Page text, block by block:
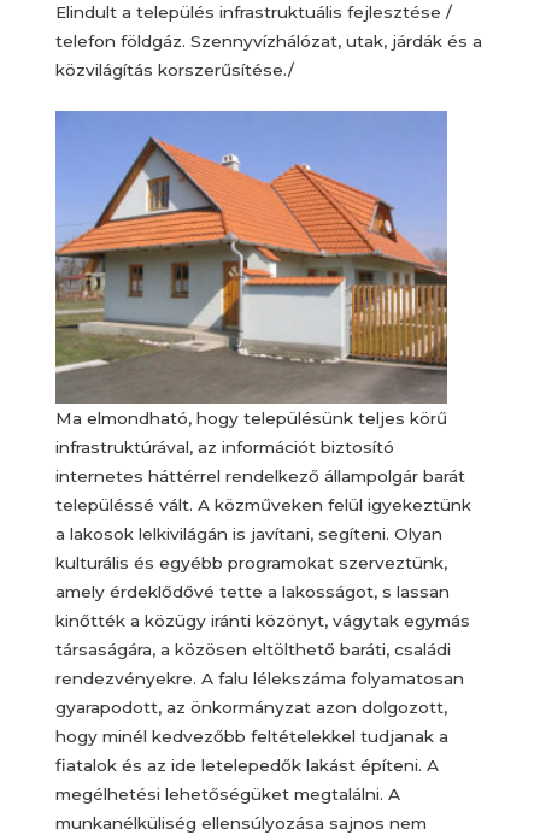
Elindult a település infrastruktuális fejlesztése /
telefon földgáz. Szennyvízhálózat, utak, járdák és a
közvilágítás korszerűsítése./
Ma elmondható, hogy településünk teljes körű
infrastruktúrával, az információt biztosító
internetes háttérrel rendelkező állampolgár barát
településsé vált. A közműveken felül igyekeztünk
a lakosok lelkivilágán is javítani, segíteni. Olyan
kulturális és egyébb programokat szerveztünk,
amely érdeklődővé tette a lakosságot, s lassan
kinőtték a közügy iránti közönyt, vágytak egymás
társaságára, a közösen eltölthető baráti, családi
rendezvényekre. A falu lélekszáma folyamatosan
gyarapodott, az önkormányzat azon dolgozott,
hogy minél kedvezőbb feltételekkel tudjanak a
fiatalok és az ide letelepedők lakást építeni. A
megélhetési lehetőségüket megtalálni. A
munkanélküliség ellensúlyozása sajnos nem